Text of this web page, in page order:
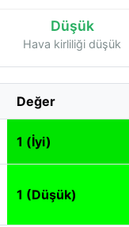
Düşük
Hava kirliliği düşük
Değer
1 (İyi)
1 (Düşük)